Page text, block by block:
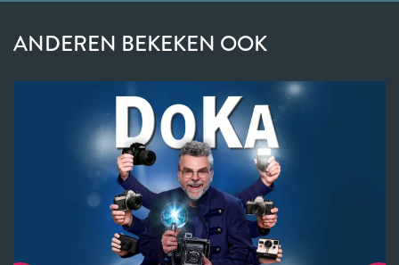
ANDEREN BEKEKEN OOK